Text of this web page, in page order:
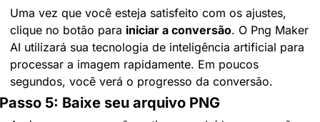
Uma vez que você esteja satisfeito com os ajustes,
clique no botão para iniciar a conversão. O Png Maker
AI utilizará sua tecnologia de inteligência artificial para
processar a imagem rapidamente. Em poucos
segundos, você verá o progresso da conversão.
Passo 5: Baixe seu arquivo PNG